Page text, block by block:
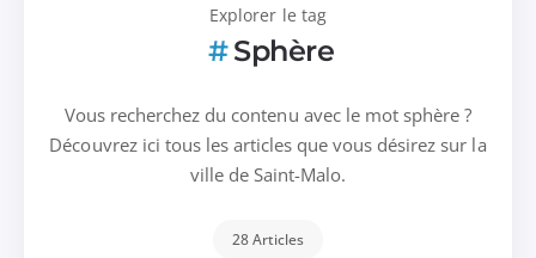
Explorer le tag
Sphère
Vous recherchez du contenu avec le mot sphère ?
Découvrez ici tous les articles que vous désirez sur la
ville de Saint-Malo.
28 Articles